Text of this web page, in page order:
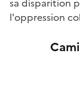
l'oppression